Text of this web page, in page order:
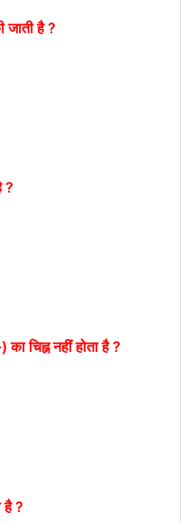
जाती है ?
?
चिह्न नहीं होता है ?
है ?